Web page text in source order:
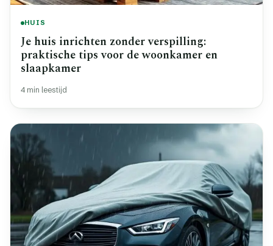
HUIS
Je huis inrichten zonder verspilling:
praktische tips voor de woonkamer en
slaapkamer
4 min leestijd